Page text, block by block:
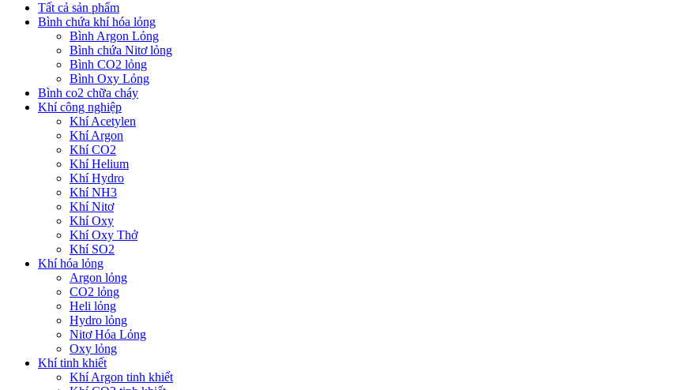
Tất cả sản phẩm
Bình chứa khí hóa lỏng
Bình Argon Lỏng
Bình chứa Nitơ lỏng
Bình CO2 lỏng
Bình Oxy Lỏng
Bình co2 chữa cháy
Khí công nghiệp
Khí Acetylen
Khí Argon
Khí CO2
Khí Helium
Khí Hydro
Khí NH3
Khí Nitơ
Khí Oxy
Khí Oxy Thở
Khí SO2
Khí hóa lỏng
Argon lỏng
CO2 lỏng
Heli lỏng
Hydro lỏng
Nitơ Hóa Lỏng
Oxy lỏng
Khí tinh khiết
Khí Argon tinh khiết